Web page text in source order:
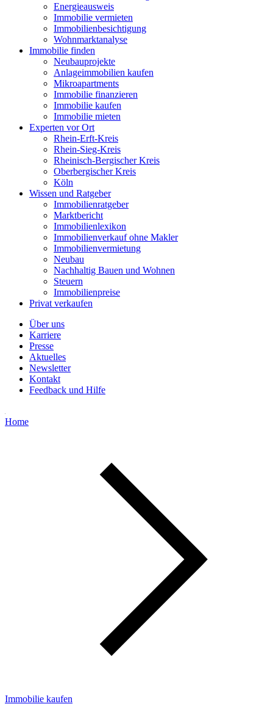
Energieausweis
Immobilie vermieten
Immobilienbesichtigung
Wohnmarktanalyse
Immobilie finden
Neubauprojekte
Anlageimmobilien kaufen
Mikroapartments
Immobilie finanzieren
Immobilie kaufen
Immobilie mieten
Experten vor Ort
Rhein-Erft-Kreis
Rhein-Sieg-Kreis
Rheinisch-Bergischer Kreis
Oberbergischer Kreis
Köln
Wissen und Ratgeber
Immobilienratgeber
Marktbericht
Immobilienlexikon
Immobilienverkauf ohne Makler
Immobilienvermietung
Neubau
Nachhaltig Bauen und Wohnen
Steuern
Immobilienpreise
Privat verkaufen
Über uns
Karriere
Presse
Aktuelles
Newsletter
Kontakt
Feedback und Hilfe
Home
Immobilie kaufen